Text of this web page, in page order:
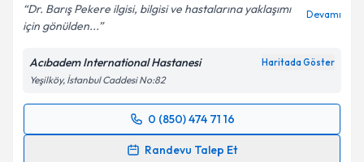
Dr. Barış Pekere ilgisi, bilgisi ve hastalarına yaklaşımı
için gönülden...
Devamı
Acıbadem International Hastanesi Haritada Göster
Yeşilköy, İstanbul Caddesi No:82
0 (850) 474 71 16
Randevu Talep Et
Randevu Takvimi Talebi